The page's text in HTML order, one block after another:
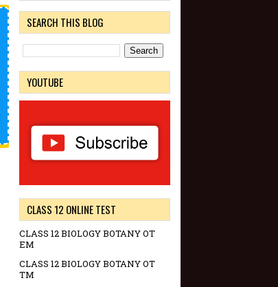
SEARCH THIS BLOG
YOUTUBE
CLASS 12 ONLINE TEST
CLASS 12 BIOLOGY BOTANY OT
EM
CLASS 12 BIOLOGY BOTANY OT
TM